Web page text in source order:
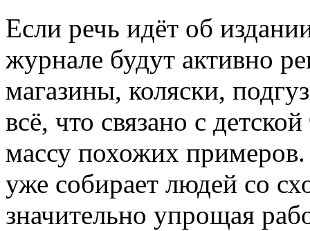
Если речь идёт об
журнале будут активно
магазины, коляски,
всё, что связано с
массу похожих
уже собирает людей со
значительно упрощая